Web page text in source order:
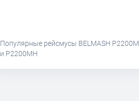
Популярные рейсмусы BELMASH P2200M
и P2200MH